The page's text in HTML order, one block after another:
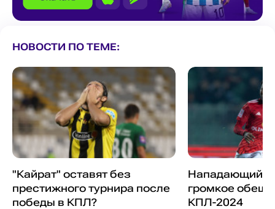
НОВОСТИ ПО ТЕМЕ:
"Кайрат" оставят без
престижного турнира после
победы в КПЛ?
Нападающий
громкое
КПЛ-2024